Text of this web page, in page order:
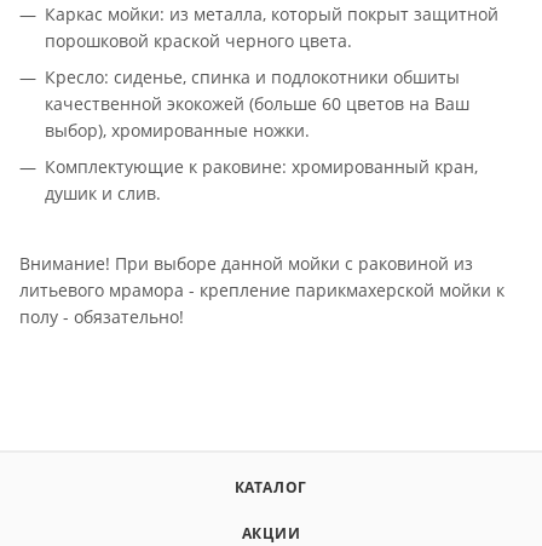
Каркас мойки: из металла, который покрыт защитной
порошковой краской черного цвета.
Кресло: сиденье, спинка и подлокотники обшиты
качественной экокожей (больше 60 цветов на Ваш
выбор), хромированные ножки.
Комплектующие к раковине: хромированный кран,
душик и слив.
Внимание! При выборе данной мойки с раковиной из
литьевого мрамора - крепление парикмахерской мойки к
полу - обязательно!
КАТАЛОГ
АКЦИИ